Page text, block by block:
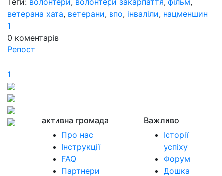
Теги: волонтери, волонтери закарпаття, фільм,
ветерана хата, ветерани, впо, інваліли, нацменшин
1
0 коментарів
Репост
1
активна громада
Про нас
Інструкції
FAQ
Партнери
Важливо
Історії
успіху
Форум
Дошка